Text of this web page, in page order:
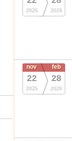
2025 2026
nov
22
2025
feb
28
2026